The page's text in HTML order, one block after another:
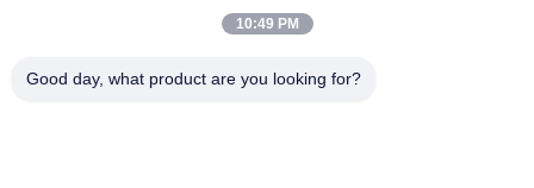
10:49 PM
Good day, what product are you looking for?